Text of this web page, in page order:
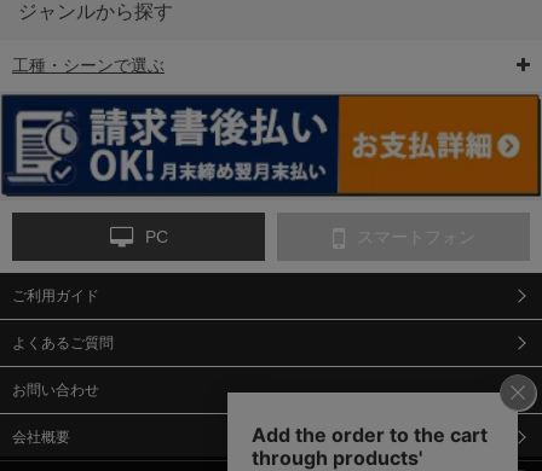
6-矢印板/LED矢印板
ンス
9-点字マット・タイ
ジャンルから探す
工種・シーンで選ぶ
PC スマートフォン
ご利用ガイド
よくあるご質問
お問い合わせ
会社概要